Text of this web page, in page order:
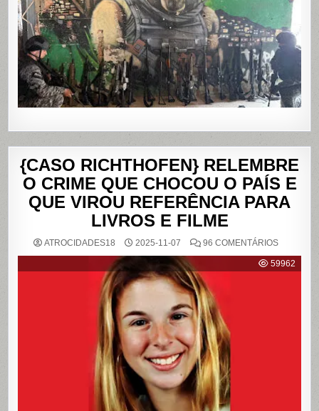
PENHA,
NO
RIO
{CASO RICHTHOFEN} RELEMBRE
O CRIME QUE CHOCOU O PAÍS E
QUE VIROU REFERÊNCIA PARA
LIVROS E FILME
ATROCIDADES18 2025-11-07 96 COMENTÁRIOSEM
59962